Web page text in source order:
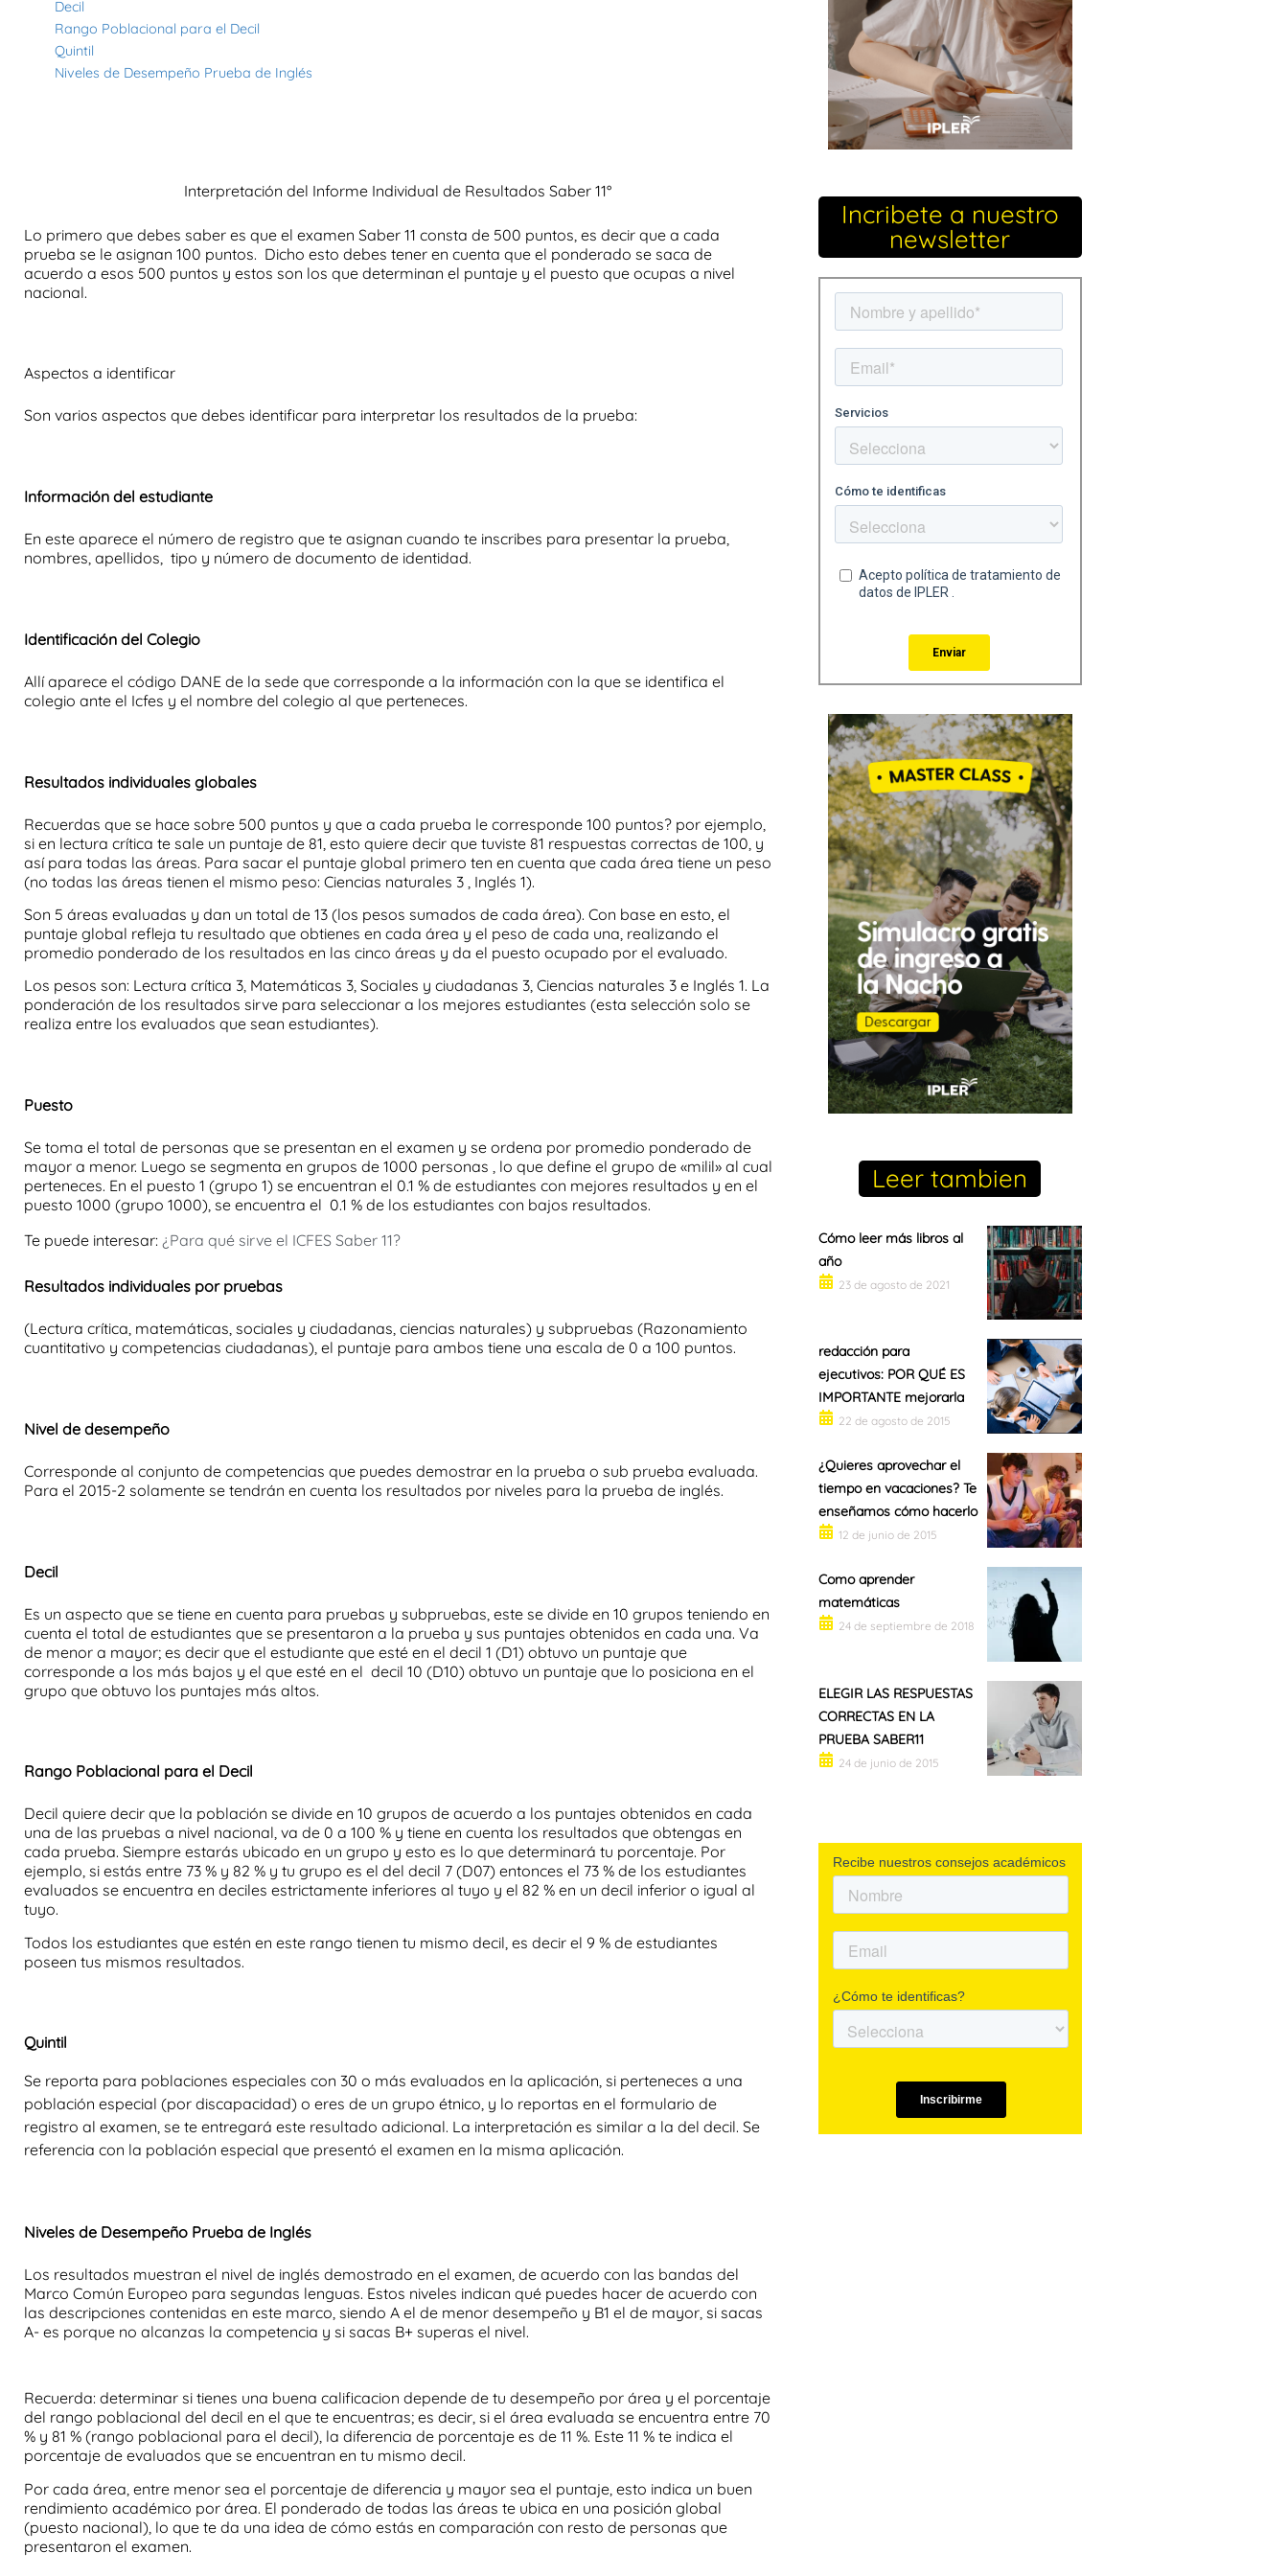
Decil
Rango Poblacional para el Decil
Quintil
Niveles de Desempeño Prueba de Inglés
Interpretación del Informe Individual de Resultados Saber 11°
Lo primero que debes saber es que el examen Saber 11 consta de 500 puntos, es decir que a cada
prueba se le asignan 100 puntos. Dicho esto debes tener en cuenta que el ponderado se saca de
acuerdo a esos 500 puntos y estos son los que determinan el puntaje y el puesto que ocupas a nivel
nacional.
Aspectos a identificar
Son varios aspectos que debes identificar para interpretar los resultados de la prueba:
Información del estudiante
En este aparece el número de registro que te asignan cuando te inscribes para presentar la prueba,
nombres, apellidos, tipo y número de documento de identidad.
Identificación del Colegio
Allí aparece el código DANE de la sede que corresponde a la información con la que se identifica el
colegio ante el Icfes y el nombre del colegio al que perteneces.
Resultados individuales globales
Recuerdas que se hace sobre 500 puntos y que a cada prueba le corresponde 100 puntos? por ejemplo,
si en lectura crítica te sale un puntaje de 81, esto quiere decir que tuviste 81 respuestas correctas de 100, y
así para todas las áreas. Para sacar el puntaje global primero ten en cuenta que cada área tiene un peso
(no todas las áreas tienen el mismo peso: Ciencias naturales 3 , Inglés 1).
Son 5 áreas evaluadas y dan un total de 13 (los pesos sumados de cada área). Con base en esto, el
puntaje global refleja tu resultado que obtienes en cada área y el peso de cada una, realizando el
promedio ponderado de los resultados en las cinco áreas y da el puesto ocupado por el evaluado.
Los pesos son: Lectura crítica 3, Matemáticas 3, Sociales y ciudadanas 3, Ciencias naturales 3 e Inglés 1. La
ponderación de los resultados sirve para seleccionar a los mejores estudiantes (esta selección solo se
realiza entre los evaluados que sean estudiantes).
Puesto
Se toma el total de personas que se presentan en el examen y se ordena por promedio ponderado de
mayor a menor. Luego se segmenta en grupos de 1000 personas , lo que define el grupo de «milil» al cual
perteneces. En el puesto 1 (grupo 1) se encuentran el 0.1 % de estudiantes con mejores resultados y en el
puesto 1000 (grupo 1000), se encuentra el 0.1 % de los estudiantes con bajos resultados.
Te puede interesar: ¿Para qué sirve el ICFES Saber 11?
Resultados individuales por pruebas
(Lectura crítica, matemáticas, sociales y ciudadanas, ciencias naturales) y subpruebas (Razonamiento
cuantitativo y competencias ciudadanas), el puntaje para ambos tiene una escala de 0 a 100 puntos.
Nivel de desempeño
Corresponde al conjunto de competencias que puedes demostrar en la prueba o sub prueba evaluada.
Para el 2015-2 solamente se tendrán en cuenta los resultados por niveles para la prueba de inglés.
Decil
Es un aspecto que se tiene en cuenta para pruebas y subpruebas, este se divide en 10 grupos teniendo en
cuenta el total de estudiantes que se presentaron a la prueba y sus puntajes obtenidos en cada una. Va
de menor a mayor; es decir que el estudiante que esté en el decil 1 (D1) obtuvo un puntaje que
corresponde a los más bajos y el que esté en el decil 10 (D10) obtuvo un puntaje que lo posiciona en el
grupo que obtuvo los puntajes más altos.
Rango Poblacional para el Decil
Decil quiere decir que la población se divide en 10 grupos de acuerdo a los puntajes obtenidos en cada
una de las pruebas a nivel nacional, va de 0 a 100 % y tiene en cuenta los resultados que obtengas en
cada prueba. Siempre estarás ubicado en un grupo y esto es lo que determinará tu porcentaje. Por
ejemplo, si estás entre 73 % y 82 % y tu grupo es el del decil 7 (D07) entonces el 73 % de los estudiantes
evaluados se encuentra en deciles estrictamente inferiores al tuyo y el 82 % en un decil inferior o igual al
tuyo.
Todos los estudiantes que estén en este rango tienen tu mismo decil, es decir el 9 % de estudiantes
poseen tus mismos resultados.
Quintil
Se reporta para poblaciones especiales con 30 o más evaluados en la aplicación, si perteneces a una
población especial (por discapacidad) o eres de un grupo étnico, y lo reportas en el formulario de
registro al examen, se te entregará este resultado adicional. La interpretación es similar a la del decil. Se
referencia con la población especial que presentó el examen en la misma aplicación.
Niveles de Desempeño Prueba de Inglés
Los resultados muestran el nivel de inglés demostrado en el examen, de acuerdo con las bandas del
Marco Común Europeo para segundas lenguas. Estos niveles indican qué puedes hacer de acuerdo con
las descripciones contenidas en este marco, siendo A el de menor desempeño y B1 el de mayor, si sacas
A- es porque no alcanzas la competencia y si sacas B+ superas el nivel.
Recuerda: determinar si tienes una buena calificacion depende de tu desempeño por área y el porcentaje
del rango poblacional del decil en el que te encuentras; es decir, si el área evaluada se encuentra entre 70
% y 81 % (rango poblacional para el decil), la diferencia de porcentaje es de 11 %. Este 11 % te indica el
porcentaje de evaluados que se encuentran en tu mismo decil.
Por cada área, entre menor sea el porcentaje de diferencia y mayor sea el puntaje, esto indica un buen
rendimiento académico por área. El ponderado de todas las áreas te ubica en una posición global
(puesto nacional), lo que te da una idea de cómo estás en comparación con resto de personas que
presentaron el examen.
Incribete a nuestro
newsletter
Leer tambien
Cómo leer más libros al
año
23 de agosto de 2021
redacción para
ejecutivos: POR QUÉ ES
IMPORTANTE mejorarla
22 de agosto de 2015
¿Quieres aprovechar el
tiempo en vacaciones? Te
enseñamos cómo hacerlo
12 de junio de 2015
Como aprender
matemáticas
24 de septiembre de 2018
ELEGIR LAS RESPUESTAS
CORRECTAS EN LA
PRUEBA SABER11
24 de junio de 2015